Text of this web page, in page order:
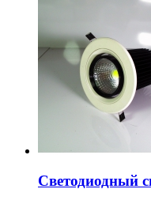
Светодиодный